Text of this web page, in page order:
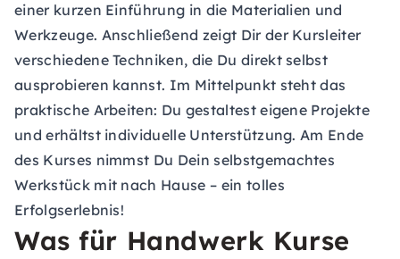
einer kurzen Einführung in die Materialien und
Werkzeuge. Anschließend zeigt Dir der Kursleiter
verschiedene Techniken, die Du direkt selbst
ausprobieren kannst. Im Mittelpunkt steht das
praktische Arbeiten: Du gestaltest eigene Projekte
und erhältst individuelle Unterstützung. Am Ende
des Kurses nimmst Du Dein selbstgemachtes
Werkstück mit nach Hause – ein tolles
Erfolgserlebnis!
Was für Handwerk Kurse